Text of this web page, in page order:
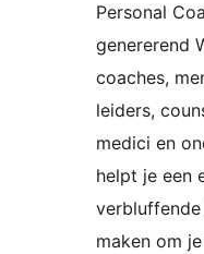
Personal
genererend
coaches,
leiders,
medici en
helpt je een
maken om